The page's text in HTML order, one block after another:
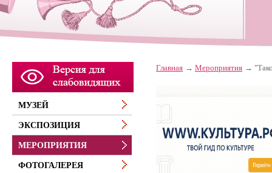
Главная Мероприятия
МУЗЕЙ
ЭКСПОЗИЦИЯ
МЕРОПРИЯТИЯ
ФОТОГАЛЕРЕЯ